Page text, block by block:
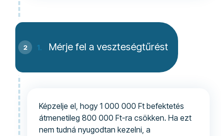
Mérje fel a veszteségtűrést
Képzelje el, hogy 1 000 000 Ft befektetés
átmenetileg 800 000 Ft-ra csökken. Ha ezt
nem tudná nyugodtan kezelni, a